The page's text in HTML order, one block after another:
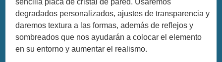
degradados personalizados, ajustes de transparencia y
daremos textura a las formas, además de reflejos y
sombreados que nos ayudarán a colocar el elemento
en su entorno y aumentar el realismo.